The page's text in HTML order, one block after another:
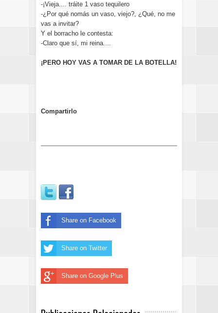
-¡Vieja.... tráite 1 vaso tequilero
-¿Por qué nomás un vaso, viejo?, ¿Qué, no me
vas a invitar?
Y el borracho le contesta:
-Claro que sí, mi reina....
¡PERO HOY VAS A TOMAR DE LA BOTELLA!
Compartirlo
Share on Facebook
Share on Twitter
Share on Google Plus